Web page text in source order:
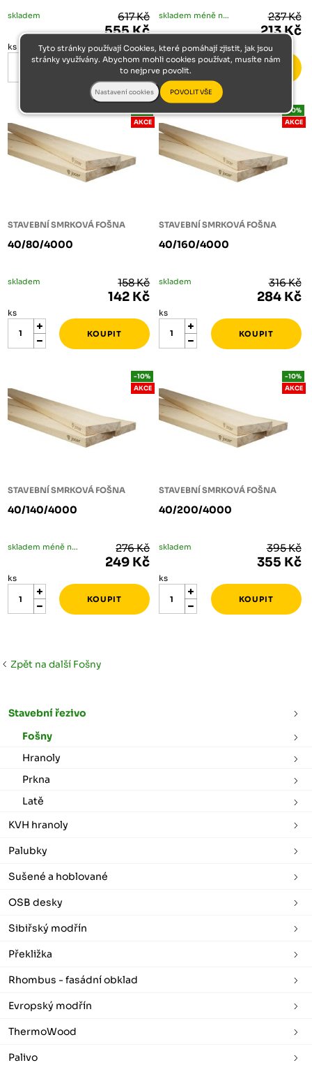
skladem 617 Kč
555 Kč
ks
skladem méně než 5 ks 237 Kč
213 Kč
ks
STAVEBNÍ SMRKOVÁ FOŠNA
40/80/4000
AKCE
skladem 158 Kč
142 Kč
ks
STAVEBNÍ SMRKOVÁ FOŠNA
40/160/4000
-10%
AKCE
skladem 316 Kč
284 Kč
ks
STAVEBNÍ SMRKOVÁ FOŠNA
40/140/4000
-10%
AKCE
skladem méně než 5 ks 276 Kč
249 Kč
ks
STAVEBNÍ SMRKOVÁ FOŠNA
40/200/4000
-10%
AKCE
skladem 395 Kč
355 Kč
ks
Zpět na další Fošny
Stavební řezivo
Fošny
Hranoly
Prkna
Latě
KVH hranoly
Palubky
Sušené a hoblované
OSB desky
Sibiřský modřín
Překližka
Rhombus - fasádní obklad
Evropský modřín
ThermoWood
Palivo
Tyto stránky používají Cookies, které pomáhají zjistit, jak jsou
stránky využívány. Abychom mohli cookies používat, musíte nám
to nejprve povolit.